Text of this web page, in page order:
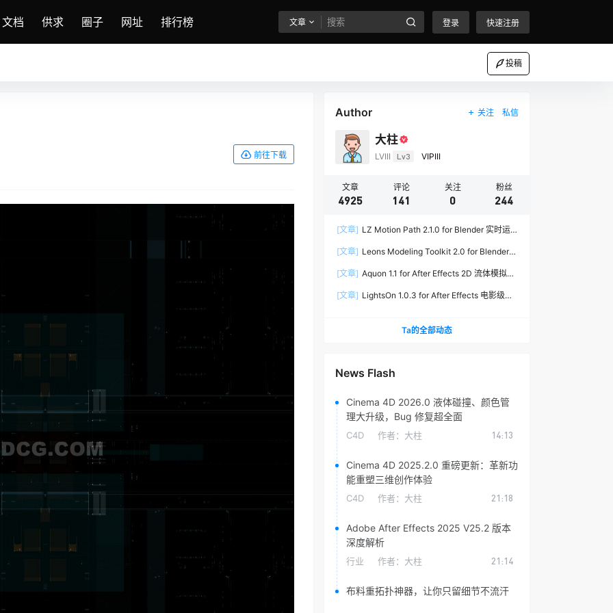
文档 供求 圈子 网址 排行榜 文章 登录 快速注册
投稿
前往下载
Author 关注 私信
大柱
LVIII Lv3 VIPIII
文章
4925
评论
141
关注
0
粉丝
244
[文章] LZ Motion Path 2.1.0 for Blender 实时运
[文章] Leons Modeling Toolkit 2.0 for Blender
[文章] Aquon 1.1 for After Effects 2D 流体模拟插
[文章] LightsOn 1.0.3 for After Effects 电影级镜
Ta的全部动态
News Flash
Cinema 4D 2026.0 液体碰撞、颜色管
理大升级，Bug 修复超全面
C4D 作者： 大柱 14:13
Cinema 4D 2025.2.0 重磅更新：革新功
能重塑三维创作体验
C4D 作者： 大柱 21:18
Adobe After Effects 2025 V25.2 版本
深度解析
行业 作者： 大柱 21:14
布料重拓扑神器，让你只留细节不流汗